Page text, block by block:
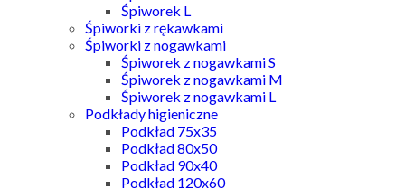
Śpiworek L
Śpiworki z rękawkami
Śpiworki z nogawkami
Śpiworek z nogawkami S
Śpiworek z nogawkami M
Śpiworek z nogawkami L
Podkłady higieniczne
Podkład 75x35
Podkład 80x50
Podkład 90x40
Podkład 120x60